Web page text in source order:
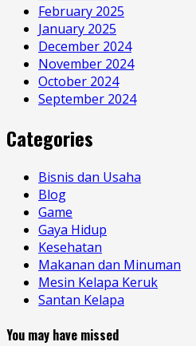
February 2025
January 2025
December 2024
November 2024
October 2024
September 2024
Categories
Bisnis dan Usaha
Blog
Game
Gaya Hidup
Kesehatan
Makanan dan Minuman
Mesin Kelapa Keruk
Santan Kelapa
You may have missed